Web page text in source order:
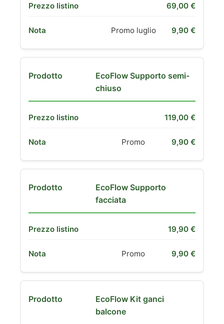
69,00 €
Promo luglio 9,90 €
EcoFlow Supporto semi-
chiuso
119,00 €
Promo 9,90 €
EcoFlow Supporto
facciata
19,90 €
Promo 9,90 €
EcoFlow Kit ganci
balcone